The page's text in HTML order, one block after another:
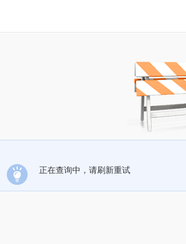
正在查询中，请刷新重试